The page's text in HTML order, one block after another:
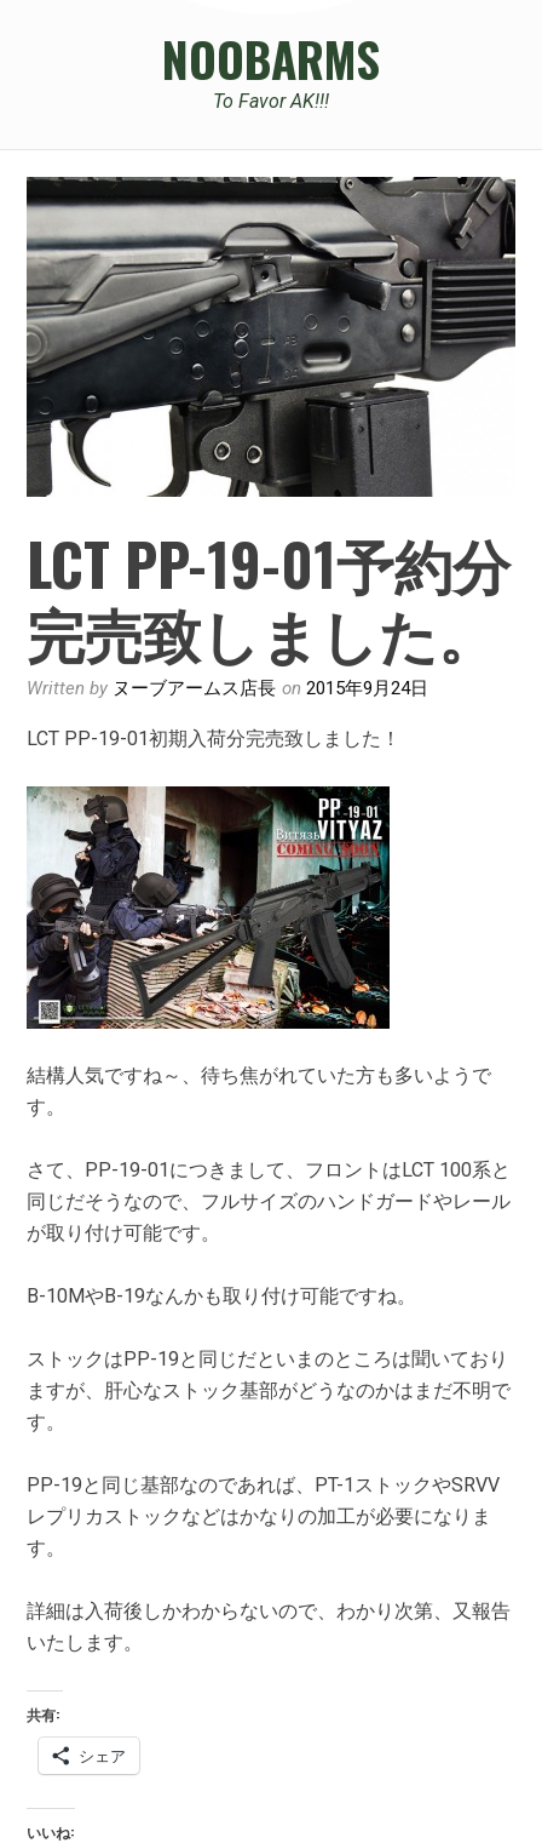
NOOBARMS
To Favor AK!!!
LCT PP-19-01予約分
完売致しました。
Written by ヌーブアームス店長 on2015年9月24日
LCT PP-19-01初期入荷分完売致しました！
結構人気ですね～、待ち焦がれていた方も多いようで
す。
さて、PP-19-01につきまして、フロントはLCT 100系と
同じだそうなので、フルサイズのハンドガードやレール
が取り付け可能です。
B-10MやB-19なんかも取り付け可能ですね。
ストックはPP-19と同じだといまのところは聞いており
ますが、肝心なストック基部がどうなのかはまだ不明で
す。
PP-19と同じ基部なのであれば、PT-1ストックやSRVV
レプリカストックなどはかなりの加工が必要になりま
す。
詳細は入荷後しかわからないので、わかり次第、又報告
いたします。
共有:
シェア
いいね: